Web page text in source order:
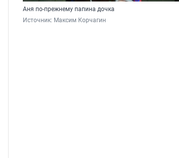
Аня по-прежнему папина дочка
Источник: Максим Корчагин